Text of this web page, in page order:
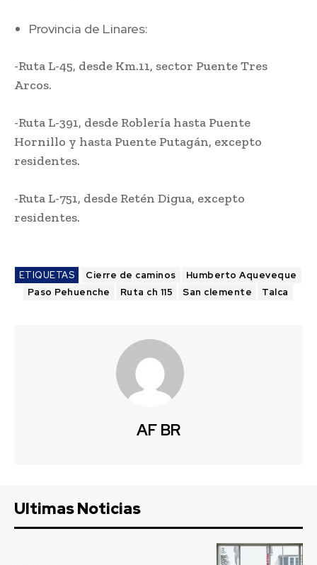
Provincia de Linares:
-Ruta L-45, desde Km.11, sector Puente Tres
Arcos.
-Ruta L-391, desde Roblería hasta Puente
Hornillo y hasta Puente Putagán, excepto
residentes.
-Ruta L-751, desde Retén Digua, excepto
residentes.
ETIQUETAS Cierre de caminos
Humberto Aqueveque
Paso Pehuenche
Ruta ch 115 San clemente Talca
AF BR
Ultimas Noticias